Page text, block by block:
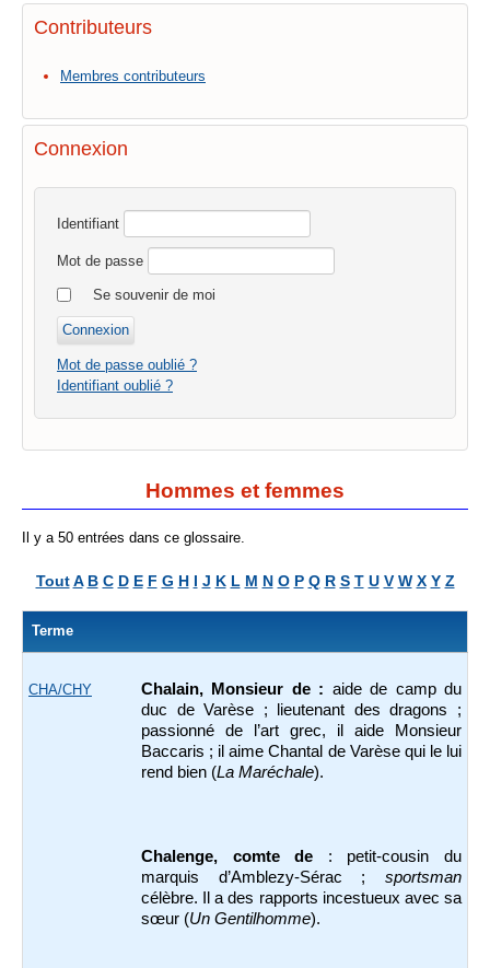
Contributeurs
Membres contributeurs
Connexion
Identifiant
Mot de passe
Se souvenir de moi
Mot de passe oublié ?
Identifiant oublié ?
Hommes et femmes
Il y a 50 entrées dans ce glossaire.
Tout A B C D E F G H I J K L M N O P Q R S T U V W X Y Z
Terme
CHA/CHY Chalain, Monsieur de : aide de camp du
duc de Varèse ; lieutenant des dragons ;
passionné de l’art grec, il aide Monsieur
Baccaris ; il aime Chantal de Varèse qui le lui
rend bien (La Maréchale).
Chalenge, comte de : petit-cousin du
marquis d’Amblezy-Sérac ; sportsman
célèbre. Il a des rapports incestueux avec sa
sœur (Un Gentilhomme).